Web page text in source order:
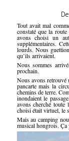
Tout avait mal
constaté que la
avons choisi un
supplémentaires.
lourds. Nous
qu’ils arrivaient.
Nous sommes
prochain.
Nous avons
pancarte mais la
chemins de terre.
inondaient le
avons cherché toute
choisi était virtuel, le
Mais au camping
musical hongrois. Ça